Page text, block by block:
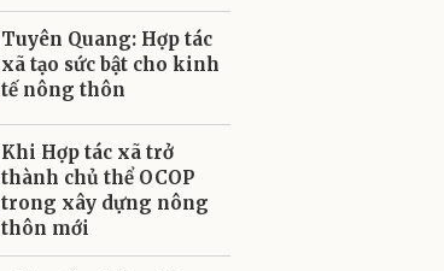
Tuyên Quang: Hợp tác
xã tạo sức bật cho kinh
tế nông thôn
Khi Hợp tác xã trở
thành chủ thể OCOP
trong xây dựng nông
thôn mới